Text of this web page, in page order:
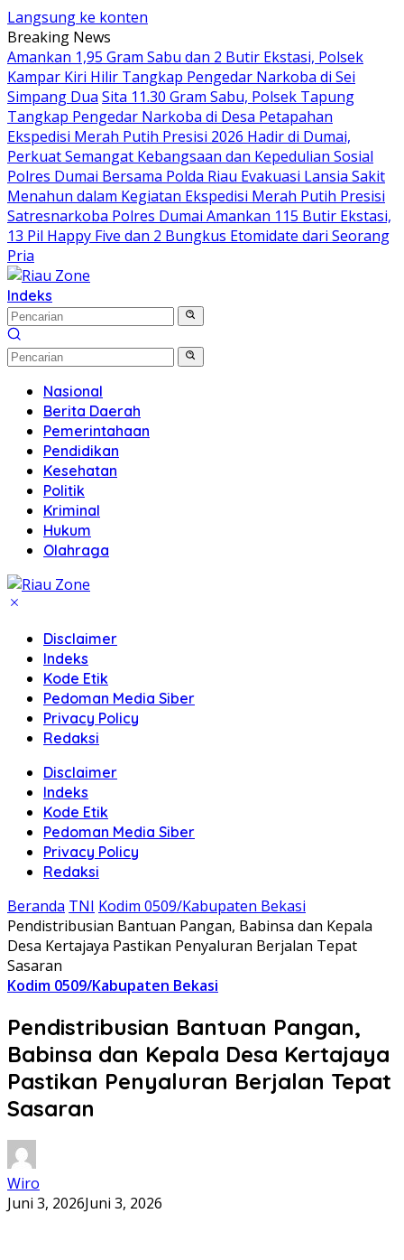
Langsung ke konten
Breaking News
Amankan 1,95 Gram Sabu dan 2 Butir Ekstasi, Polsek
Kampar Kiri Hilir Tangkap Pengedar Narkoba di Sei
Simpang Dua Sita 11.30 Gram Sabu, Polsek Tapung
Tangkap Pengedar Narkoba di Desa Petapahan
Ekspedisi Merah Putih Presisi 2026 Hadir di Dumai,
Perkuat Semangat Kebangsaan dan Kepedulian Sosial
Polres Dumai Bersama Polda Riau Evakuasi Lansia Sakit
Menahun dalam Kegiatan Ekspedisi Merah Putih Presisi
Satresnarkoba Polres Dumai Amankan 115 Butir Ekstasi,
13 Pil Happy Five dan 2 Bungkus Etomidate dari Seorang
Pria
Indeks
Nasional
Berita Daerah
Pemerintahaan
Pendidikan
Kesehatan
Politik
Kriminal
Hukum
Olahraga
Disclaimer
Indeks
Kode Etik
Pedoman Media Siber
Privacy Policy
Redaksi
Disclaimer
Indeks
Kode Etik
Pedoman Media Siber
Privacy Policy
Redaksi
Beranda TNI Kodim 0509/Kabupaten Bekasi
Pendistribusian Bantuan Pangan, Babinsa dan Kepala
Desa Kertajaya Pastikan Penyaluran Berjalan Tepat
Sasaran
Kodim 0509/Kabupaten Bekasi
Pendistribusian Bantuan Pangan,
Babinsa dan Kepala Desa Kertajaya
Pastikan Penyaluran Berjalan Tepat
Sasaran
Wiro
Juni 3, 2026Juni 3, 2026